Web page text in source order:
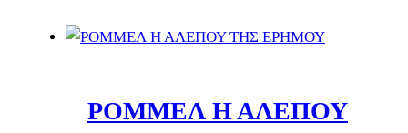
ΡΟΜΜΕΛ Η ΑΛΕΠΟΥ